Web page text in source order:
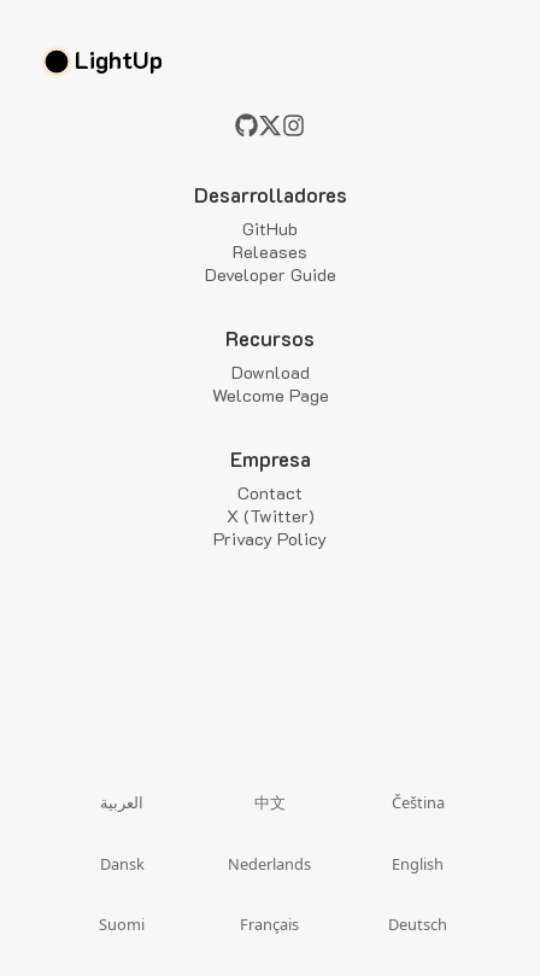
LightUp
Desarrolladores
GitHub
Releases
Developer Guide
Recursos
Download
Welcome Page
Empresa
Contact
X (Twitter)
Privacy Policy
العربية 中文 Čeština
Dansk Nederlands English
Suomi Français Deutsch